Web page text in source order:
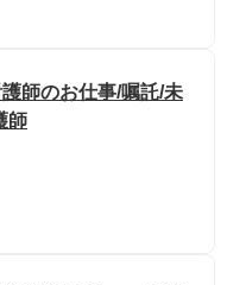
師のお仕事/嘱託/未
師